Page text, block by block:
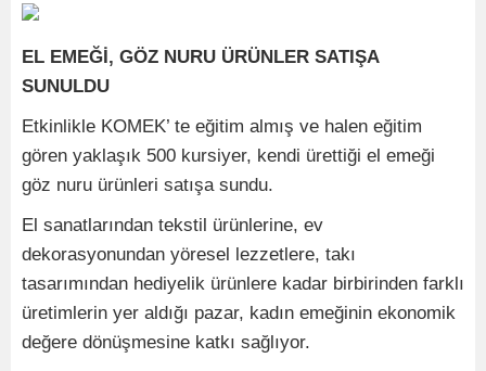
EL EMEĞİ, GÖZ NURU ÜRÜNLER SATIŞA
SUNULDU
Etkinlikle KOMEK’ te eğitim almış ve halen eğitim
gören yaklaşık 500 kursiyer, kendi ürettiği el emeği
göz nuru ürünleri satışa sundu.
El sanatlarından tekstil ürünlerine, ev
dekorasyonundan yöresel lezzetlere, takı
tasarımından hediyelik ürünlere kadar birbirinden farklı
üretimlerin yer aldığı pazar, kadın emeğinin ekonomik
değere dönüşmesine katkı sağlıyor.